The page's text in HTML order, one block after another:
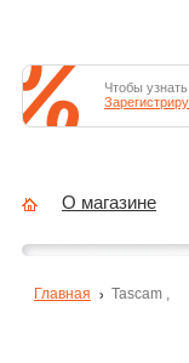
Главная Tascam ,
Чтобы
О магазине